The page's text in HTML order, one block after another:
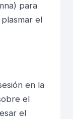
para
el
en la
el
el